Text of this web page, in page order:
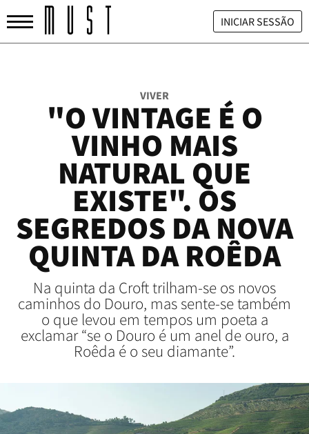
INICIAR SESSÃO
VIVER
"O VINTAGE É O
VINHO MAIS
NATURAL QUE
EXISTE". OS
SEGREDOS DA NOVA
QUINTA DA ROÊDA
Na quinta da Croft trilham-se os novos
caminhos do Douro, mas sente-se também
o que levou em tempos um poeta a
exclamar “se o Douro é um anel de ouro, a
Roêda é o seu diamante”.